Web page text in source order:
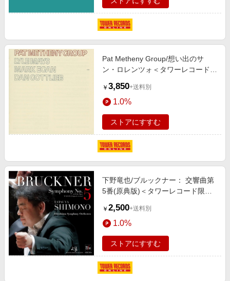
金融・マネー・保険
ビジネス・その他サービス
Samsung ボーナスキャンペーン
週末の高還元 夏の長期版
Pat Metheny Group/想い出のサ
ン・ロレンツォ＜タワーレコード限
￥ 3,850+送料別
1.0%
ストアにすすむ
下野竜也/ブルックナー： 交響曲第
5番(原典版)＜タワーレコード限定
￥ 2,500+送料別
1.0%
ストアにすすむ